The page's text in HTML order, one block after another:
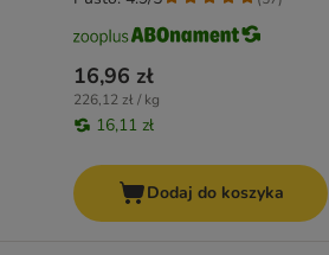
16,96 zł
226,12 zł / kg
16,11 zł
Dodaj do koszyka